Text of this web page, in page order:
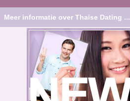
Meer informatie over Thaise Dating ...